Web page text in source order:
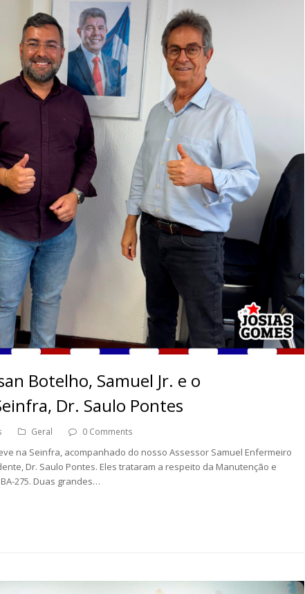
Botelho, Samuel Jr. e o
Dr. Saulo Pontes
Geral 0 Comments
na Seinfra, acompanhado do nosso Assessor Samuel Enfermeiro
Dr. Saulo Pontes. Eles trataram a respeito da Manutenção e
275. Duas grandes…